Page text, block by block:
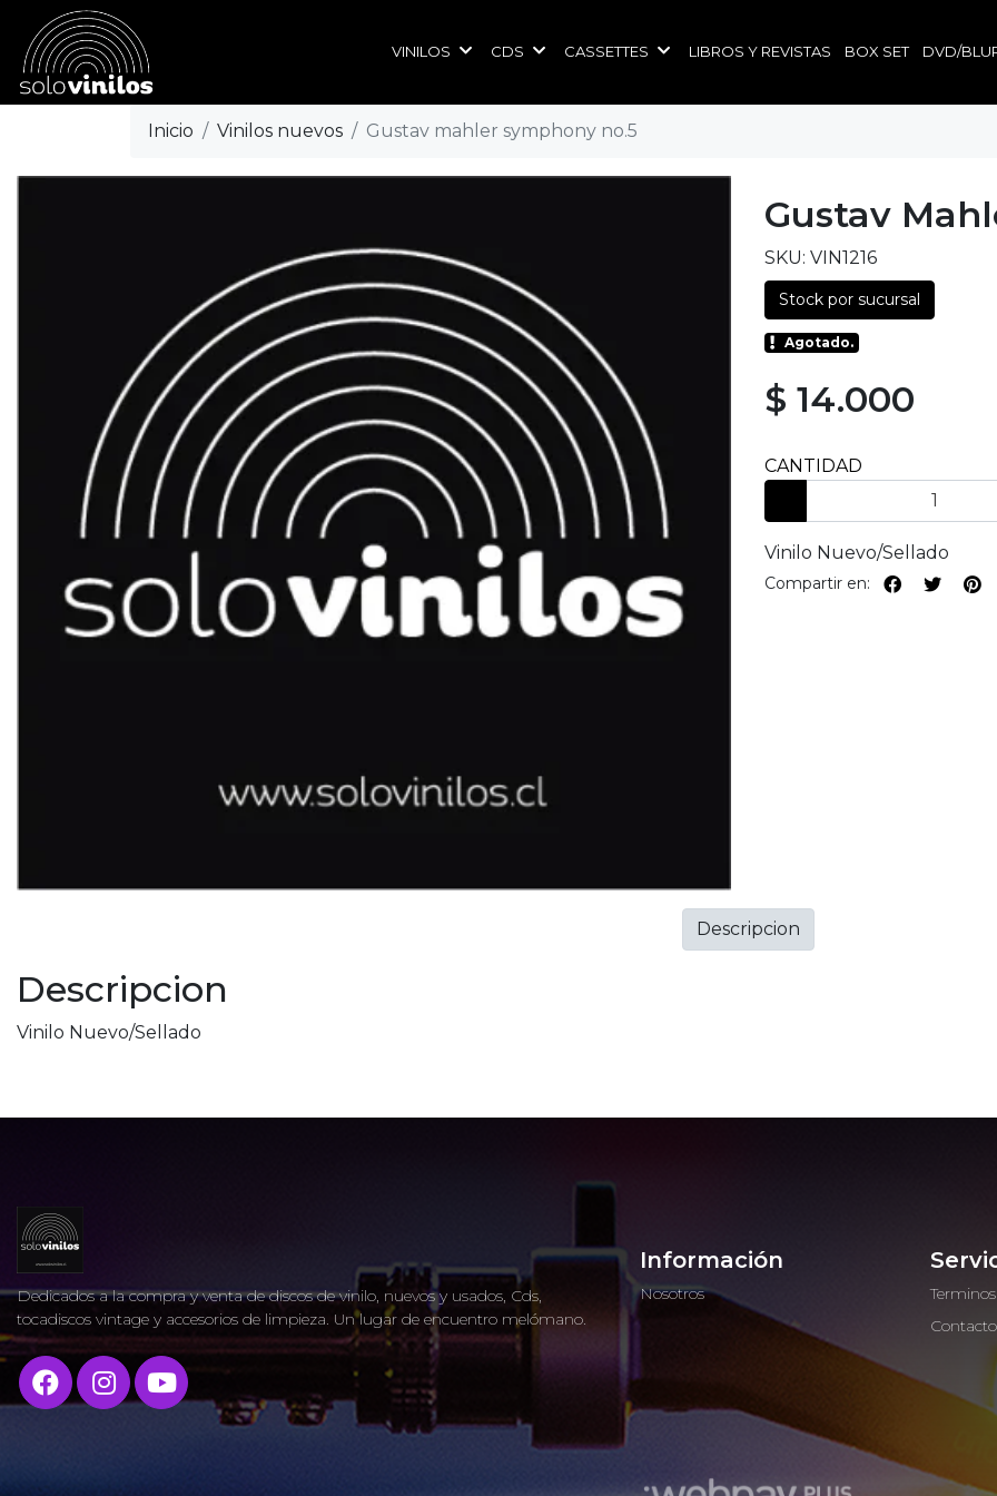
VINILOS CDS CASSETTES LIBROS Y REVISTAS BOX SET DVD/
Inicio Vinilos nuevos Gustav mahler symphony no.5
Gustav
SKU: VIN1216
Stock por sucursal
Agotado.
$ 14.000
CANTIDAD
Vinilo Nuevo/Sellado
Compartir en:
Descripcion
Vinilo Nuevo/Sellado
Descripcion
Dedicados a la compra y venta de discos de vinilo, nuevos y usados, Cds,
tocadiscos vintage y accesorios de limpieza. Un lugar de encuentro melómano.
Información
Nosotros
Contacto